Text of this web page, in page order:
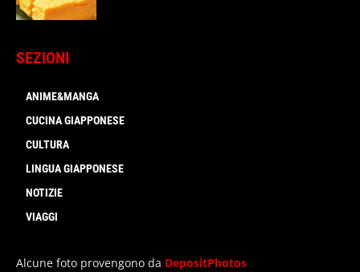
SEZIONI
ANIME&MANGA
CUCINA GIAPPONESE
CULTURA
LINGUA GIAPPONESE
NOTIZIE
VIAGGI
Alcune foto provengono da DepositPhotos